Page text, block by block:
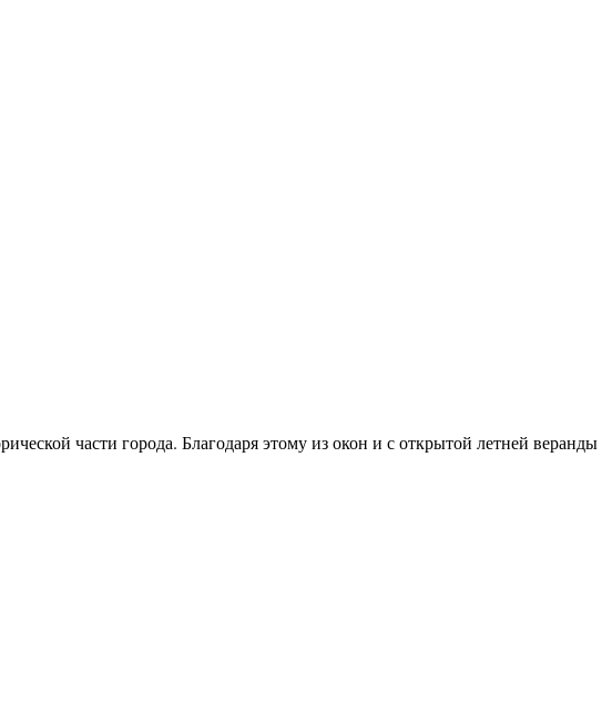
части города. Благодаря этому из окон и с открытой летней веранды